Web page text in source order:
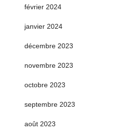
février 2024
janvier 2024
décembre 2023
novembre 2023
octobre 2023
septembre 2023
août 2023